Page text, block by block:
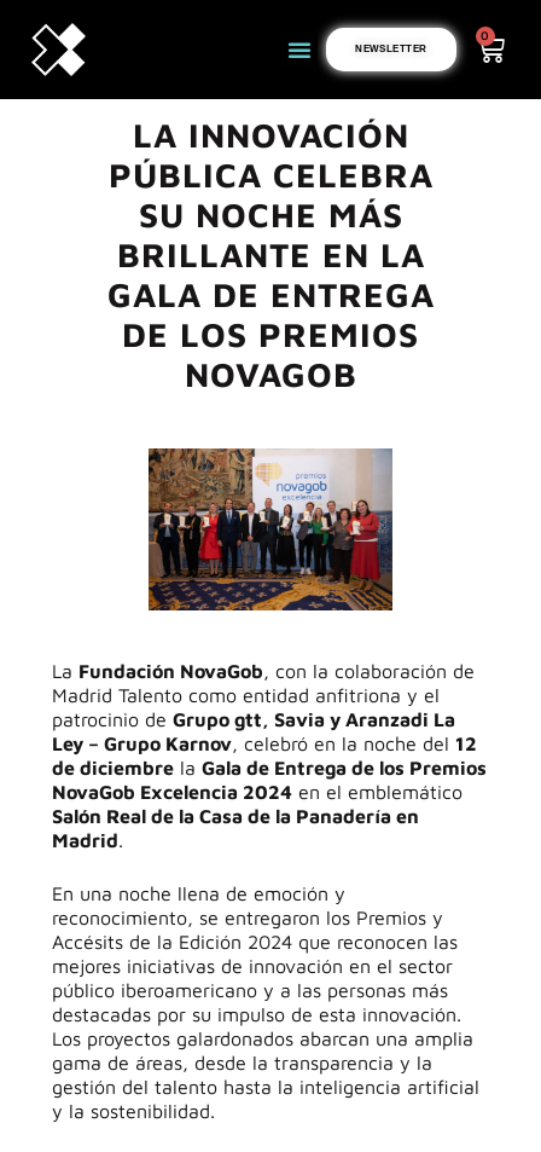
NEWSLETTER
0
LA INNOVACIÓN
PÚBLICA CELEBRA
SU NOCHE MÁS
BRILLANTE EN LA
GALA DE ENTREGA
DE LOS PREMIOS
NOVAGOB
La Fundación NovaGob, con la colaboración de
Madrid Talento como entidad anfitriona y el
patrocinio de Grupo gtt, Savia y Aranzadi La
Ley – Grupo Karnov, celebró en la noche del 12
de diciembrela Gala de Entrega de los Premios
NovaGob Excelencia 2024en el emblemático
Salón Real de la Casa de la Panadería en
Madrid.
En una noche llena de emoción y
reconocimiento, se entregaron los Premios y
Accésits de la Edición 2024 que reconocen las
mejores iniciativas de innovación en el sector
público iberoamericano y a las personas más
destacadas por su impulso de esta innovación.
Los proyectos galardonados abarcan una amplia
gama de áreas, desde la transparencia y la
gestión del talento hasta la inteligencia artificial
y la sostenibilidad.